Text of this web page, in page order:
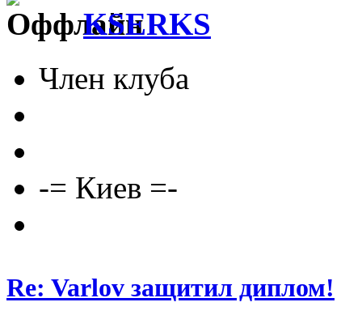
KSERKS
Член клуба
-= Киев =-
Re: Varlov защитил диплом!